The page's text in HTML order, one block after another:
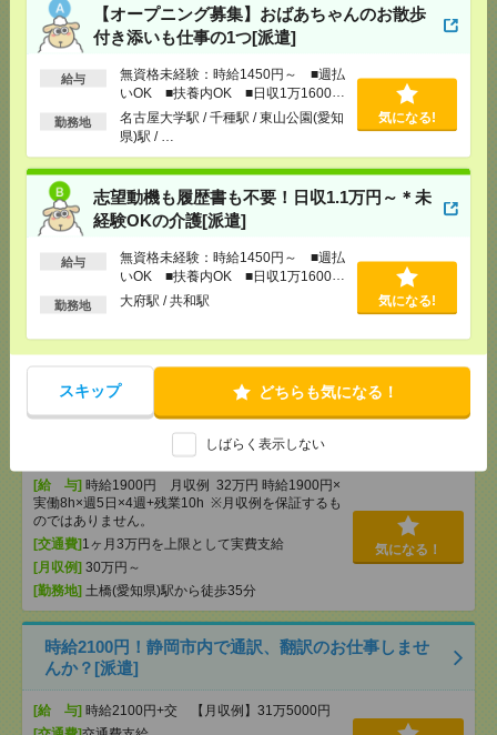
【オープニング募集】おばあちゃんのお散歩
付き添いも仕事の1つ[派遣]
給与
無資格未経験：時給1450円～ ■週払
いOK ■扶養内OK ■日収1万1600円
以上
勤務地
名古屋大学駅 / 千種駅 / 東山公園(愛知
県)駅 / …
気になる!
志望動機も履歴書も不要！日収1.1万円～＊未
経験OKの介護[派遣]
給与
無資格未経験：時給1450円～ ■週払
いOK ■扶養内OK ■日収1万1600円
以上
勤務地 大府駅 / 共和駅 気になる!
スキップ どちらも気になる！
しばらく表示しない
【残業なし】サンプルもらえる！有名食品メーカー
＊ゆったり事務[派遣]
時給1400円
[交通費]全額支給
静岡駅から徒歩7分
分
＼時給1500円／大手！おもちゃメーカーでの事務！
土日祝休み[派遣]
時給1500円 月収例 225,000円+残業代
[交通費]全額支給
時給1900円！17時まで＊【トヨタ自動車】在宅OK！
土橋での通訳・翻訳[派遣]
[給 与] 時給1900円 月収例 32万円 時給1900円×
実働8h×週5日×4週+残業10h ※月収例を保証するも
のではありません。
[交通費] 1ヶ月3万円を上限として実費支給
[月収例] 30万円～
[勤務地] 土橋(愛知県)駅から徒歩35分
気になる！
時給2100円！静岡市内で通訳、翻訳のお仕事しませ
んか？[派遣]
[給 与] 時給2100円+交 【月収例】31万5000円